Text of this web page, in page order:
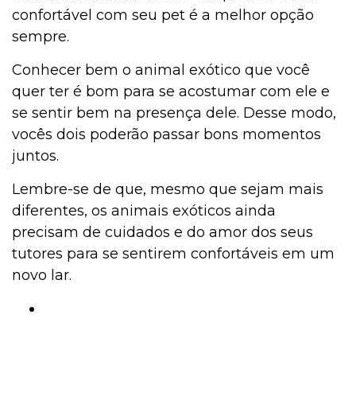
confortável com seu pet é a melhor opção
sempre.
Conhecer bem o animal exótico que você
quer ter é bom para se acostumar com ele e
se sentir bem na presença dele. Desse modo,
vocês dois poderão passar bons momentos
juntos.
Lembre-se de que, mesmo que sejam mais
diferentes, os animais exóticos ainda
precisam de cuidados e do amor dos seus
tutores para se sentirem confortáveis em um
novo lar.